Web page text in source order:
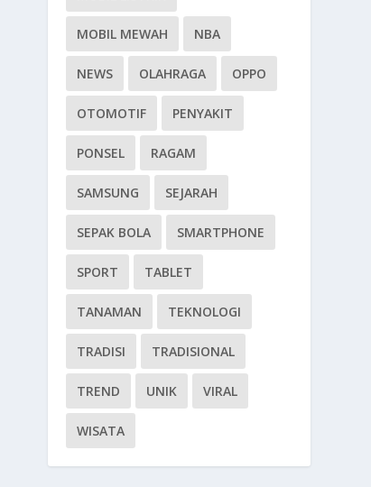
MOBIL MEWAH NBA
NEWS OLAHRAGA OPPO
OTOMOTIF PENYAKIT
PONSEL RAGAM
SAMSUNG SEJARAH
SEPAK BOLA SMARTPHONE
SPORT TABLET
TANAMAN TEKNOLOGI
TRADISI TRADISIONAL
TREND UNIK VIRAL
WISATA